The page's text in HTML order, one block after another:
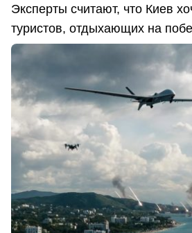
Эксперты считают, что Киев
туристов, отдыхающих на